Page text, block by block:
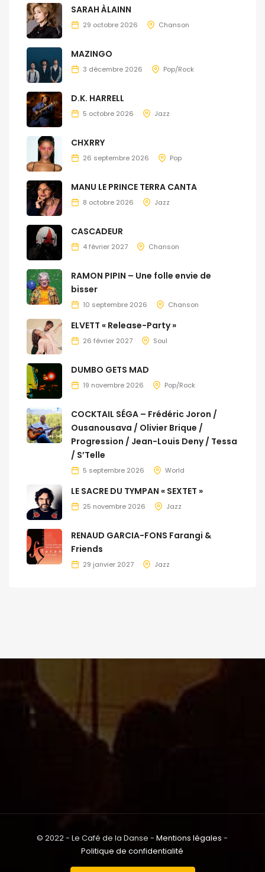
SARAH ÀLAINN
29 octobre 2026 Chanson
MAZINGO
3 décembre 2026 Pop/Rock
D.K. HARRELL
5 octobre 2026 Jazz
CHXRRY
26 septembre 2026 Pop
MANU LE PRINCE TERRA CANTA
8 octobre 2026 Jazz
CASCADEUR
4 février 2027 Chanson
RAMON PIPIN – Une folle envie de
bisser
10 septembre 2026 Chanson
ELVETT « Release-Party »
26 février 2027 Soul
DUMBO GETS MAD
19 novembre 2026 Pop/Rock
COCKTAIL SÉGA – Frédéric Joron /
Ousanousava / Olivier Brique /
Progression / Jean-Louis Deny / Tessa
/ S’Telle
5 septembre 2026 World
LE SACRE DU TYMPAN « SEXTET »
25 novembre 2026 Jazz
RENAUD GARCIA-FONS Farangi &
Friends
29 janvier 2027 Jazz
© 2022 - Le Café de la Danse -Mentions légales -
Politique de confidentialité